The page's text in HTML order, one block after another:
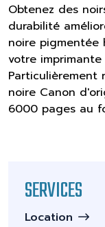
Obtenez des
durabilité
noire pigmentée
votre imprimante
Particulièrement
noire Canon
6000 pages au
SERVICES
Location